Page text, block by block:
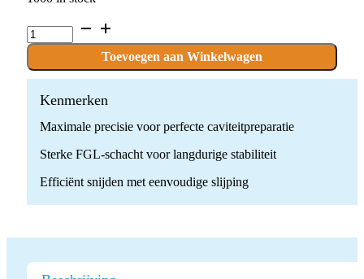
C.1.016.FGL
x
Boren
quantity
Toevoegen aan Winkelwagen
Kenmerken
Maximale precisie voor perfecte caviteitpreparatie
Sterke FGL-schacht voor langdurige stabiliteit
Efficiënt snijden met eenvoudige slijping